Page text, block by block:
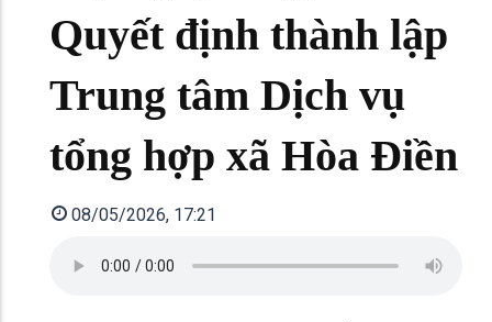
Quyết định thành lập
Trung tâm Dịch vụ
tổng hợp xã Hòa Điền
08/05/2026, 17:21